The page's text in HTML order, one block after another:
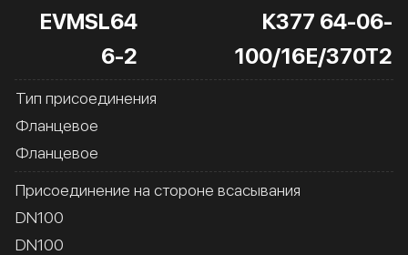
EVMSL64
6-2
К377 64-06-
100/16Е/370Т2
Тип присоединения
Фланцевое
Фланцевое
Присоединение на стороне всасывания
DN100
DN100